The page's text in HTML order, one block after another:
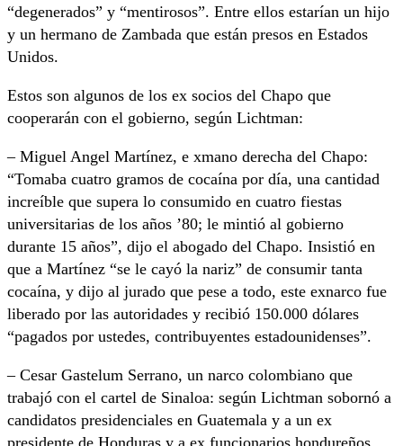
“degenerados” y “mentirosos”. Entre ellos estarían un hijo
y un hermano de Zambada que están presos en Estados
Unidos.
Estos son algunos de los ex socios del Chapo que
cooperarán con el gobierno, según Lichtman:
– Miguel Angel Martínez, e xmano derecha del Chapo:
“Tomaba cuatro gramos de cocaína por día, una cantidad
increíble que supera lo consumido en cuatro fiestas
universitarias de los años ’80; le mintió al gobierno
durante 15 años”, dijo el abogado del Chapo. Insistió en
que a Martínez “se le cayó la nariz” de consumir tanta
cocaína, y dijo al jurado que pese a todo, este exnarco fue
liberado por las autoridades y recibió 150.000 dólares
“pagados por ustedes, contribuyentes estadounidenses”.
– Cesar Gastelum Serrano, un narco colombiano que
trabajó con el cartel de Sinaloa: según Lichtman sobornó a
candidatos presidenciales en Guatemala y a un ex